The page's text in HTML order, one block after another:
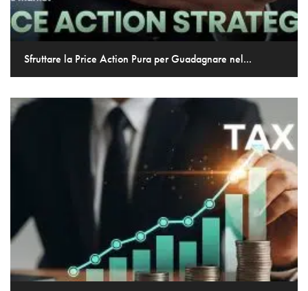
Sfruttare la Price Action Pura per Guadagnare nel...